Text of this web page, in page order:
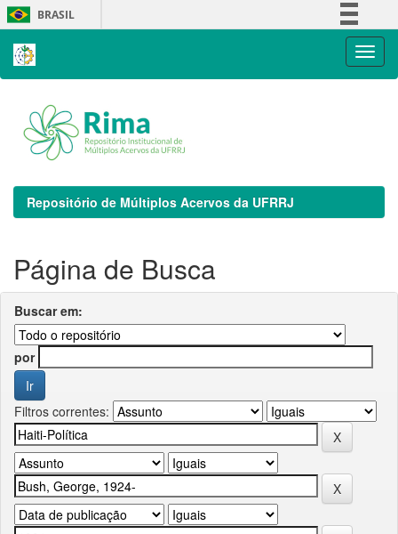
Skip
navigation
BRASIL
Repositório de Múltiplos Acervos da UFRRJ
Página de Busca
Buscar em:
por
Filtros correntes: